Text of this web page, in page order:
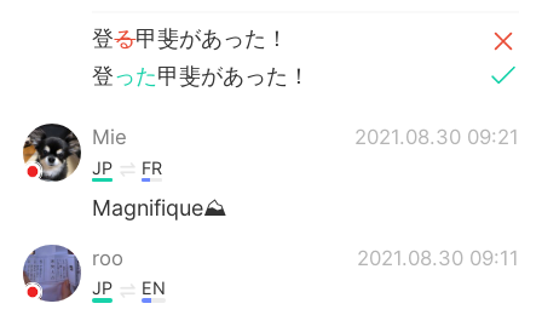
登る甲斐があった！
登った甲斐があった！
Mie 2021.08.30 09:21
JP FR
Magnifique⛰
roo 2021.08.30 09:11
JP EN